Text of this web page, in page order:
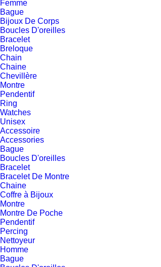
Femme
Bague
Bijoux De Corps
Boucles D'oreilles
Bracelet
Breloque
Chain
Chaine
Chevillère
Montre
Pendentif
Ring
Watches
Unisex
Accessoire
Accessories
Bague
Boucles D'oreilles
Bracelet
Bracelet De Montre
Chaine
Coffre à Bijoux
Montre
Montre De Poche
Pendentif
Percing
Nettoyeur
Homme
Bague